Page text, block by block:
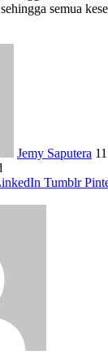
semua
Jemy Saputera
Tumblr